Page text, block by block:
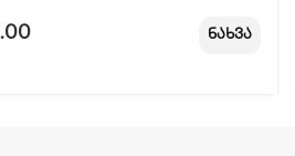
ნახვა